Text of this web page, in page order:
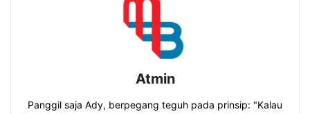
Atmin
Panggil saja Ady, berpegang teguh pada prinsip: "Kalau